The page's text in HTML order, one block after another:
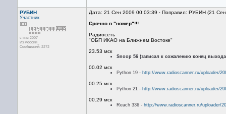
РУБИН
Участник
с янв 2007
Из России
Сообщений: 2272
Дата: 21 Сен 2009 00:03:39 · Поправил: РУБИН (21
Срочно в "номер"!!!
Радиосеть
"ОБП ИКАО на Ближнем Востоке"
23.53 мск
Snoop 56 (записал к сожалению конец
00.02 мск
Python 19 - http://www.radioscanner.ru/uploader/
00.25 мск
Python 21 - http://www.radioscanner.ru/uploader/
00.29 мск
Reach 336 - http://www.radioscanner.ru/uploader/